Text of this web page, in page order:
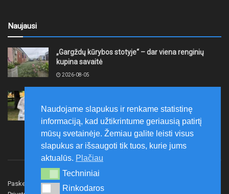
Naujausi
„Gargždų kūrybos stotyje“ – dar viena renginių
kupina savaitė
2026-08-05
papuošė trys nauji kūriniai
2026-08-05
Paskelbk naujieną Rašyti redakcijai
Naudojame slapukus ir renkame statistinę
informaciją, kad užtikrintume geriausią patirtį
mūsų svetainėje. Žemiau galite leisti visus
slapukus ar išsaugoti tik tuos, kurie jums
aktualūs. Plačiau
Techniniai
Techniniai
Rinkodaros
Rinkodaros